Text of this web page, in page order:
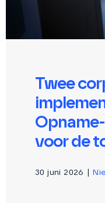
Twee
voor de
30 juni 2026